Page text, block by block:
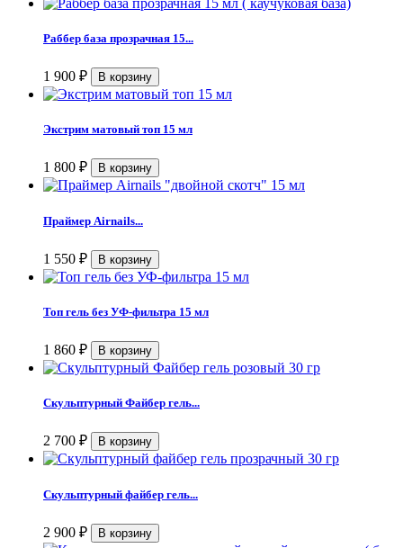
Раббер база прозрачная 15...
1 900 ₽
Экстрим матовый топ 15 мл
1 800 ₽
Праймер Airnails...
1 550 ₽
Топ гель без УФ-фильтра 15 мл
1 860 ₽
Скульптурный Файбер гель...
2 700 ₽
Скульптурный файбер гель...
2 900 ₽